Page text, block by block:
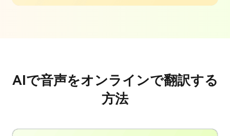
AIで音声をオンラインで翻訳する
方法